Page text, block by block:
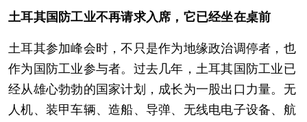
土耳其国防工业不再请求入席，它已经坐在桌前
土耳其参加峰会时，不只是作为地缘政治调停者，也
作为国防工业参与者。过去几年，土耳其国防工业已
经从雄心勃勃的国家计划，成长为一股出口力量。无
人机、装甲车辆、造船、导弹、无线电电子设备、航